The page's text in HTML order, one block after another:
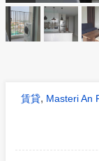
賃貸, Masteri An